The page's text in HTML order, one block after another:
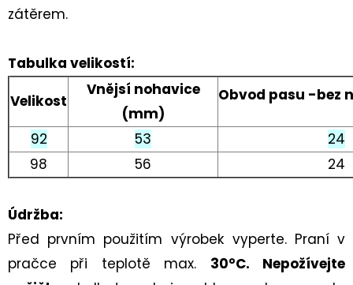
zátěrem.
Tabulka velikostí:
Velikost
Vnějsí nohavice
(mm)
Obvod pasu -bez
92 53
24
98
56 24
Údržba:
Před prvním použitím výrobek vyperte. Praní v
pračce při teplotě max. 30°C. Nepožívejte